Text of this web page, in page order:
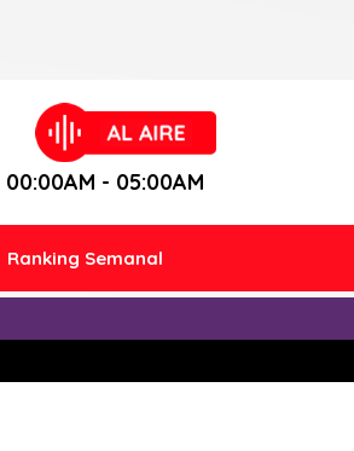
00:00AM - 05:00AM
Ranking Semanal